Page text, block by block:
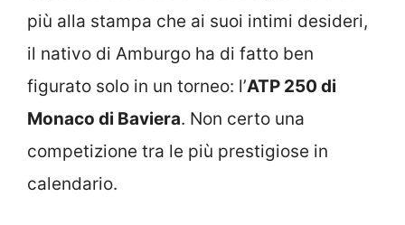
più alla stampa che ai suoi intimi desideri,
il nativo di Amburgo ha di fatto ben
figurato solo in un torneo: l’ATP 250 di
Monaco di Baviera. Non certo una
competizione tra le più prestigiose in
calendario.